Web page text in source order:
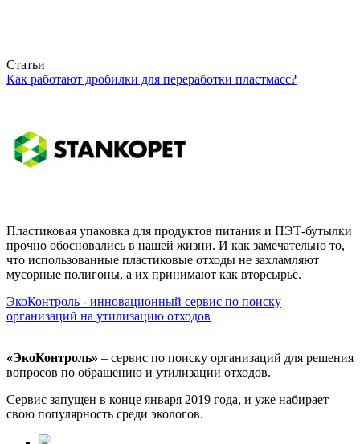
Статьи
Как работают дробилки для переработки пластмасс?
Пластиковая упаковка для продуктов питания и ПЭТ-бутылки
прочно обосновались в нашей жизни. И как замечательно то,
что использованные пластиковые отходы не захламляют
мусорные полигоны, а их принимают как вторсырьё.
ЭкоКонтроль - инновационный сервис по поиску
организаций на утилизацию отходов
«ЭкоКонтроль» – сервис по поиску организаций для решения
вопросов по обращению и утилизации отходов.
Сервис запущен в конце января 2019 года, и уже набирает
свою популярность среди экологов.